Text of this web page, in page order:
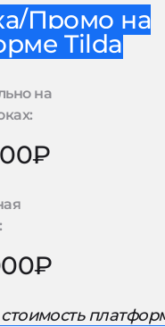
Промо на
Tilda
на